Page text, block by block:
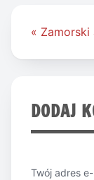
Nawigacja
« Zamorski
DODAJ
Twój adres